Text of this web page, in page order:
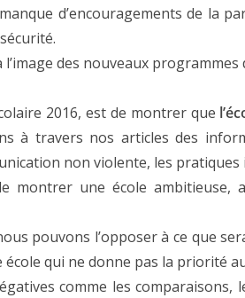
d’encouragements de la
des nouveaux
2016, est de montrer que
à travers nos articles des
non violente, les
montrer une école ambitieuse,
pouvons l’opposer à ce que
qui ne donne pas la priorité
comme les comparaisons,